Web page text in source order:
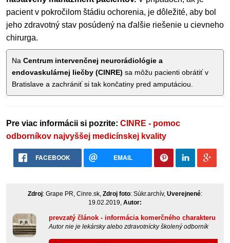
pacient v pokročilom štádiu ochorenia, je dôležité, aby bol
jeho zdravotný stav posúdený na ďalšie riešenie u cievneho
chirurga.
Na Centrum intervenčnej neurorádiológie a
endovaskulárnej liečby (CINRE) sa môžu pacienti obrátiť v
Bratislave a zachrániť si tak končatiny pred amputáciou.
Pre viac informácii si pozrite: CINRE - pomoc
odborníkov najvyššej medicínskej kvality
FACEBOOK EMAIL
Zdroj: Grape PR, Cinre.sk, Zdroj foto: Súkr.archív, Uverejnené:
19.02.2019, Autor:
prevzatý článok - informácia komerčného charakteru
Autor nie je lekársky alebo zdravotnícky školený odborník